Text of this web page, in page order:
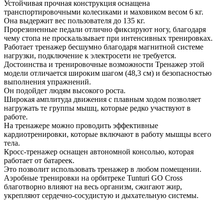
Устойчивая прочная конструкция оснащена
транспортировочными колесиками и маховиком весом 6 кг.
Она выдержит вес пользователя до 135 кг.
Прорезиненные педали отлично фиксируют ногу, благодаря
чему стопа не проскальзывает при интенсивных тренировках.
Работает тренажер бесшумно благодаря магнитной системе
нагрузки, подключение к электросети не требуется.
Достоинства и тренировочные возможности Тренажер этой
модели отличается широким шагом (48,3 см) и безопасностью
выполнения упражнений.
Он подойдет людям высокого роста.
Широкая амплитуда движения с плавным ходом позволяет
нагружать те группы мышц, которые редко участвуют в
работе.
На тренажере можно проводить эффективные
кардиотренировки, которые включают в работу мышцы всего
тела.
Кросс-тренажер оснащен автономной консолью, которая
работает от батареек.
Это позволит использовать тренажер в любом помещении.
Аэробные тренировки на орбитреке Tunturi GO Cross
благотворно влияют на весь организм, сжигают жир,
укрепляют сердечно-сосудистую и дыхательную системы.